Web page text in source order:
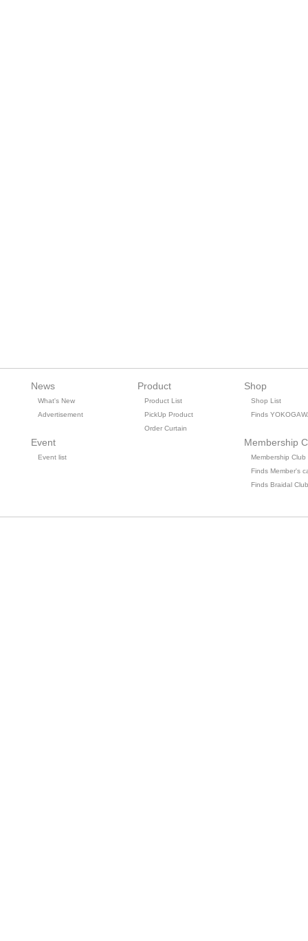
News
What's New
Advertisement
Event
Event list
Product
Product List
PickUp Product
Order Curtain
Shop
Shop List
Finds
Membership
Membership Club
Finds Member's
Finds Braidal Club